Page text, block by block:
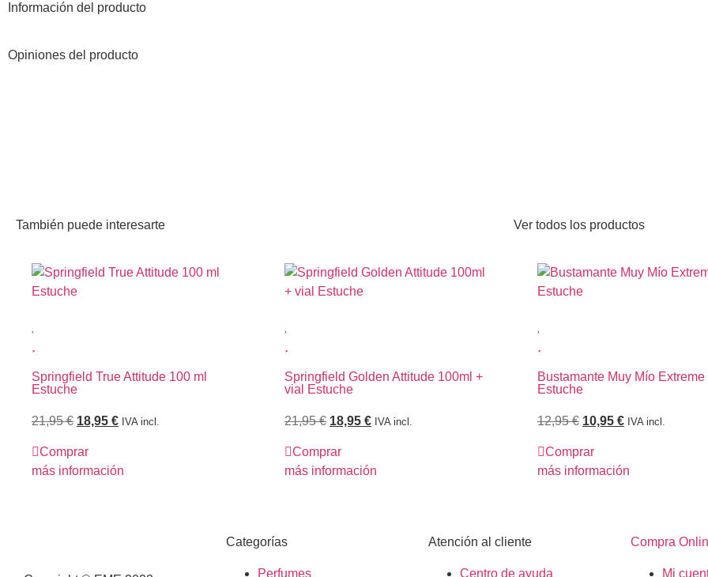
Información del producto
Opiniones del producto
También puede interesarte Ver todos los productos
Springfield True Attitude 100 ml
Estuche
21,95€ 18,95 € IVA incl.
Comprar
más información
Springfield Golden Attitude 100ml +
vial Estuche
21,95€ 18,95 € IVA incl.
Comprar
más información
Bustamante Muy Mío Extreme
Estuche
12,95€ 10,95 € IVA incl.
Comprar
más información
Categorías
Perfumes
Atención al cliente
Centro de ayuda
Compra
Mi